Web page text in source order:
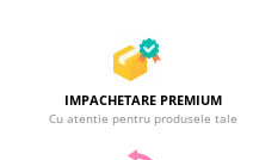
IMPACHETARE PREMIUM
Cu atentie pentru produsele tale